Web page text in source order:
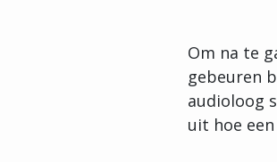
Om na te
gebeuren
audioloog
uit hoe